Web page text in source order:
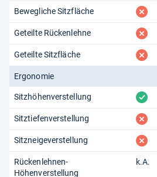
Bewegliche Sitzfläche fehlt
Geteilte Rückenlehne fehlt
Geteilte Sitzfläche fehlt
Ergonomie
Sitzhöhenverstellung vorhanden
Sitztiefenverstellung fehlt
Sitzneigeverstellung fehlt
Rückenlehnen-
Höhenverstellung
k.A.